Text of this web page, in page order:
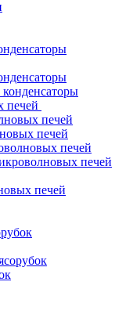
печей
печей
печей
печей
печей
печей